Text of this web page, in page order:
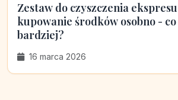
Zestaw do czyszczenia
kupowanie środków osobno - co
bardziej?
16 marca 2026